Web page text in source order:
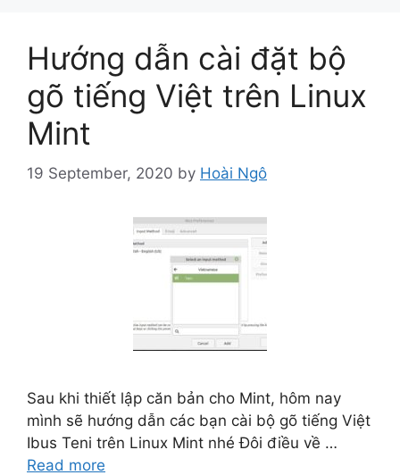
Hướng dẫn cài đặt bộ
gõ tiếng Việt trên Linux
Mint
19 September, 2020 by Hoài Ngô
Sau khi thiết lập căn bản cho Mint, hôm nay
mình sẽ hướng dẫn các bạn cài bộ gõ tiếng Việt
Ibus Teni trên Linux Mint nhé Đôi điều về …
Read more